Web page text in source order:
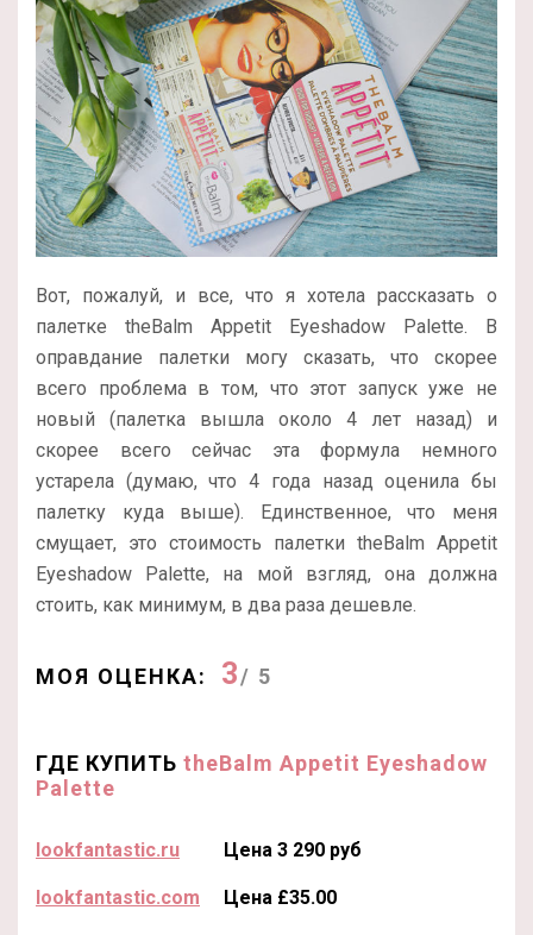
Вот, пожалуй, и все, что я хотела рассказать о
палетке theBalm Appetit Eyeshadow Palette. В
оправдание палетки могу сказать, что скорее
всего проблема в том, что этот запуск уже не
новый (палетка вышла около 4 лет назад) и
скорее всего сейчас эта формула немного
устарела (думаю, что 4 года назад оценила бы
палетку куда выше). Единственное, что меня
смущает, это стоимость палетки theBalm Appetit
Eyeshadow Palette, на мой взгляд, она должна
стоить, как минимум, в два раза дешевле.
МОЯ ОЦЕНКА: 3/ 5
ГДЕ КУПИТЬ theBalm Appetit Eyeshadow
Palette
lookfantastic.ru Цена 3 290 руб
lookfantastic.com Цена £35.00